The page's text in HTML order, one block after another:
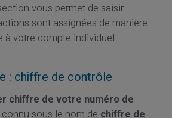
vous permet de saisir
sont assignées de manière
à votre compte individuel.
: chiffre de contrôle
chiffre de votre numéro de
sous le nom de chiffre de